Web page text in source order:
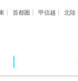
首都圏 甲信越 北陸